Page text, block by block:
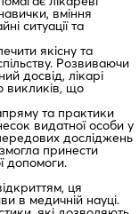
вміння
ситуації та
якісну та
Розвиваючи
досвід, лікарі
викликів, що
та практики
видатної особи у
досліджень
принести
допомоги.
ця
в медичній науці.